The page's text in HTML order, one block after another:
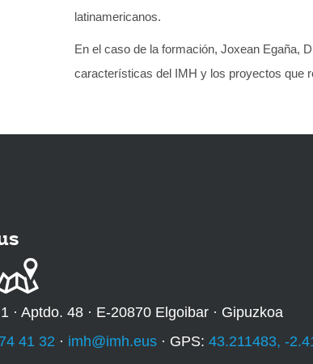
latinamericanos.
En el caso de la formación, Joxean Egaña,
características del IMH y los proyectos que
· Aptdo. 48 · E-20870 Elgoibar · Gipuzkoa
41 32 · imh@imh.eus · GPS: 43.211483, -